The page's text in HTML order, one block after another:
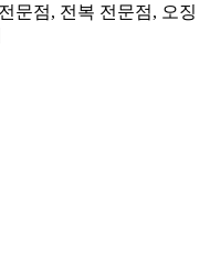
문점, 전복 전문점, 오징